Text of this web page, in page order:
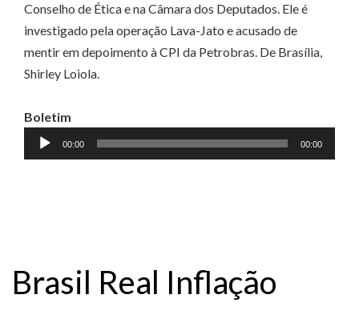
Conselho de Ética e na Câmara dos Deputados. Ele é
investigado pela operação Lava-Jato e acusado de
mentir em depoimento à CPI da Petrobras. De Brasília,
Shirley Loiola.
Boletim
Tocador
de
00:00 00:00
Brasil Real Inflação